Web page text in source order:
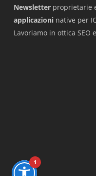
Newsletter proprietarie
applicazioni native per
Lavoriamo in ottica SEO
1